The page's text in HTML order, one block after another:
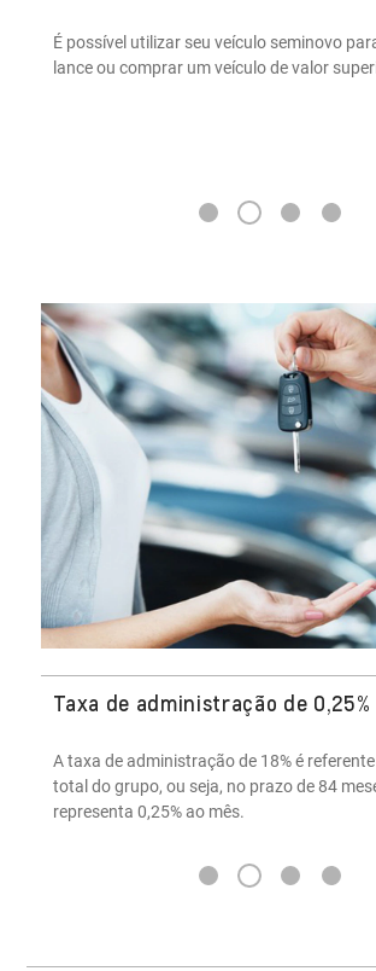
É possível utilizar seu veículo seminovo
lance ou comprar um veículo de valor
1 2 3 4
Taxa de administração de 0,25%
A taxa de administração de 18% é
total do grupo, ou seja, no prazo de 84
representa 0,25% ao mês.
1 2 3 4